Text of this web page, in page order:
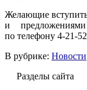
Желающие вступить
и
по телефону 4-21-
В рубрике: Новости
Разделы сайта